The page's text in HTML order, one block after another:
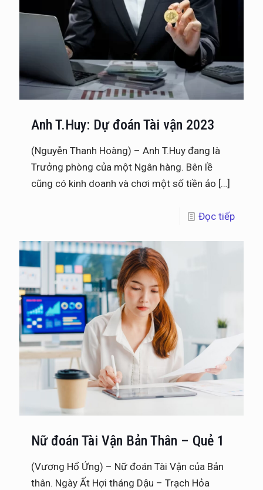
Anh T.Huy: Dự đoán Tài vận 2023
(Nguyễn Thanh Hoàng) – Anh T.Huy đang là
Trưởng phòng của một Ngân hàng. Bên lề
cũng có kinh doanh và chơi một số tiền ảo […]
Đọc tiếp
Nữ đoán Tài Vận Bản Thân – Quẻ 1
(Vương Hổ Ứng) – Nữ đoán Tài Vận của Bản
thân. Ngày Ất Hợi tháng Dậu – Trạch Hỏa